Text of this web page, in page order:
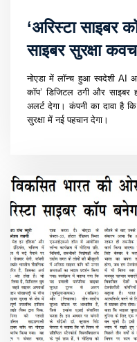
‘अरिस्टा साइबर
साइबर सुरक्षा कवच
नोएडा में लॉन्च हुआ स्वदेशी AI
कॉप’ डिजिटल ठगी और साइबर
अलर्ट देगा। कंपनी का दावा है
सुरक्षा में नई पहचान देगा।